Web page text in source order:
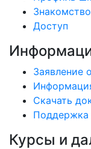
Доступ
Заявление
Скачать
Поддержка
Курсы и